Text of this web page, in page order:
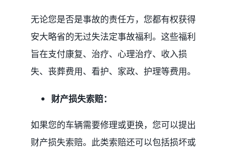
博客
温馨提示
语言
无论您是否是事故的责任方，您都有权获得
安大略省的无过失法定事故福利。这些福利
旨在支付康复、治疗、心理治疗、收入损
失、丧葬费用、看护、家政、护理等费用。
财产损失索赔：
如果您的车辆需要修理或更换，您可以提出
财产损失索赔。此类索赔还可以包括损坏或